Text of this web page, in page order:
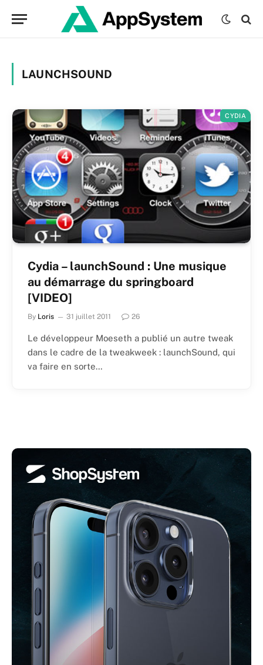
LAUNCHSOUND
CYDIA
Cydia – launchSound : Une musique
au démarrage du springboard
[VIDEO]
By Loris 31 juillet 2011 26
Le développeur Moeseth a publié un autre tweak
dans le cadre de la tweakweek : launchSound, qui
va faire en sorte…